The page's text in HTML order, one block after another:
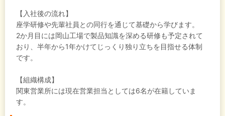
【入社後の流れ】
座学研修や先輩社員との同行を通じて基礎から学びます。
2か月目には岡山工場で製品知識を深める研修も予定されて
おり、半年から1年かけてじっくり独り立ちを目指せる体制
です。
【組織構成】
関東営業所には現在営業担当としては6名が在籍していま
す。